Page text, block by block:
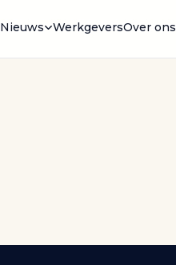
Nieuws WerkgeversOver ons